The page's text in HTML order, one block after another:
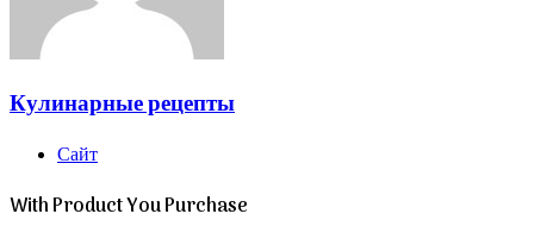
Кулинарные рецепты
Сайт
With Product You Purchase